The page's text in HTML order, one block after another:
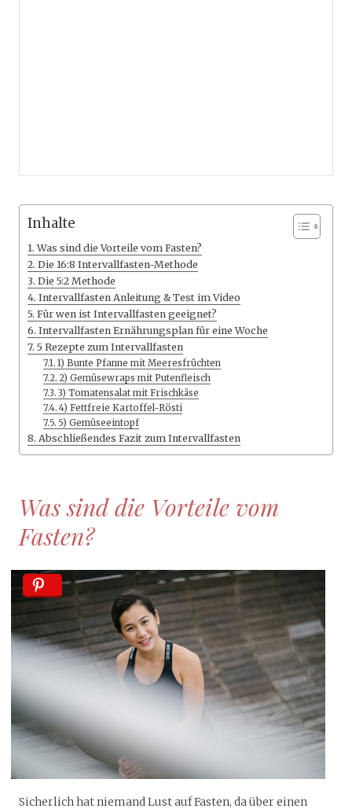
Inhalte
Was sind die Vorteile vom Fasten?
Die 16:8 Intervallfasten-Methode
Die 5:2 Methode
Intervallfasten Anleitung & Test im Video
Für wen ist Intervallfasten geeignet?
Intervallfasten Ernährungsplan für eine Woche
5 Rezepte zum Intervallfasten
1) Bunte Pfanne mit Meeresfrüchten
2) Gemüsewraps mit Putenfleisch
3) Tomatensalat mit Frischkäse
4) Fettfreie Kartoffel-Rösti
5) Gemüseeintopf
Abschließendes Fazit zum Intervallfasten
Was sind die Vorteile vom
Fasten?
Sicherlich hat niemand Lust auf Fasten, da über einen